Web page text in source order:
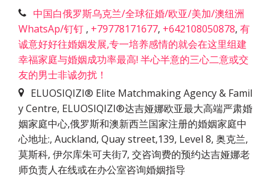
中国白俄罗斯乌克兰/全球征婚/欧亚/美加/澳纽洲
WhatsAp/钉钉 , +79778171677, +642108050878, 有
诚意好好往婚姻发展,专一培养感情的就会在这里组建
幸福家庭与婚姻成功率最高! 半心半意的三心二意或交
友的男士非诚勿扰！
ELUOSIQIZI® Elite Matchmaking Agency & Famil
y Centre, ELUOSIQIZI®达吉娅娜欧亚最大高端严肃婚
姻家庭中心,俄罗斯和澳新西兰国家注册的婚姻家庭中
心地址:, Auckland, Quay street,139, Level 8, 奥克兰,
莫斯科, 伊尔库朱可夫街7, 交咨询费的预约达吉娅娜老
师负责人在线或在办公室咨询婚姻指导